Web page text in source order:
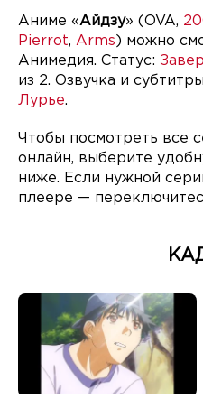
Аниме «Айдзу» (OVA,
Pierrot, Arms ) можно
Анимедия. Статус:
из 2. Озвучка и
Лурье.
Чтобы посмотреть все
онлайн, выберите
ниже. Если нужной
плеере —